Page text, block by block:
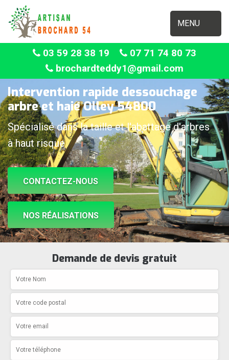
MENU
03 59 28 38 19
07 71 74 80 73
brochardteddy1@gmail.com
Intervention rapide dessouchage
arbre et haie Olley 54800
Spécialisé dans la taille et l'abattage d'arbres
à haut risque
CONTACTEZ-NOUS
NOS RÉALISATIONS
Demande de devis gratuit